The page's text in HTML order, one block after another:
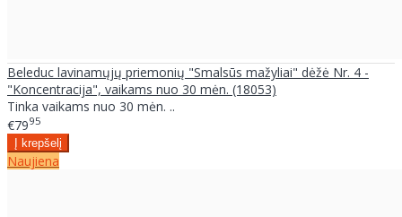
Beleduc lavinamųjų priemonių "Smalsūs mažyliai" dėžė Nr. 4 -
"Koncentracija", vaikams nuo 30 mėn. (18053)
Tinka vaikams nuo 30 mėn. ..
€7995
Naujiena